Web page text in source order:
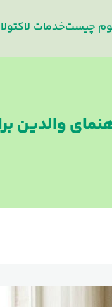
خدمات لاکتوچیست
والدین